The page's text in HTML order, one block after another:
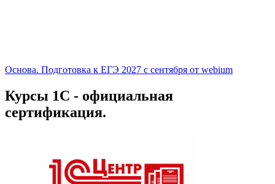
Основа. Подготовка к ЕГЭ 2027 с сентября от webium
Курсы 1С - официальная
сертификация.